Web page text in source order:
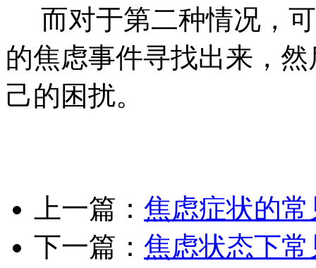
而对于第二种情况，
的焦虑事件寻找出来，
己的困扰。
上一篇： 焦虑症状的
下一篇： 焦虑状态下